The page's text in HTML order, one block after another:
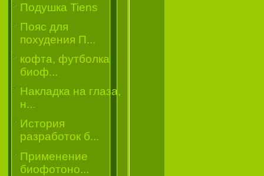
Подушка Tiens
Пояс для
похудения П...
кофта, футболка
биоф...
Накладка на глаза,
н...
История
разработок б...
Применение
биофотоно...